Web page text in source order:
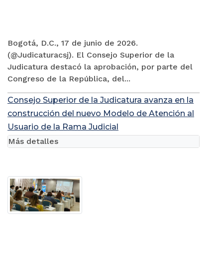
Bogotá, D.C., 17 de junio de 2026.
(@Judicaturacsj). El Consejo Superior de la
Judicatura destacó la aprobación, por parte del
Congreso de la República, del...
Consejo Superior de la Judicatura avanza en la
construcción del nuevo Modelo de Atención al
Usuario de la Rama Judicial
Más detalles